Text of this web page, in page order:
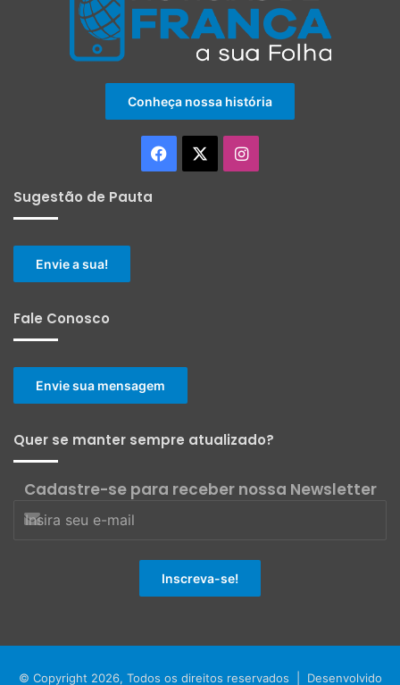
Conheça nossa história
Facebook Instagram
Sugestão de Pauta
Envie a sua!
Fale Conosco
Envie sua mensagem
Quer se manter sempre atualizado?
Cadastre-se para receber nossa Newsletter
© Copyright 2026, Todos os direitos reservados | Desenvolvido